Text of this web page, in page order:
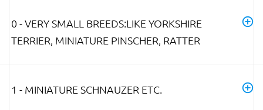
0 - VERY SMALL BREEDS:LIKE YORKSHIRE
TERRIER, MINIATURE PINSCHER, RATTER
1 - MINIATURE SCHNAUZER ETC.